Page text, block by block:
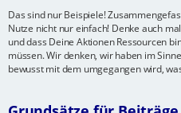
Das sind nur Beispiele!
Nutze nicht nur einfach! Denke auch
und dass Deine Aktionen Ressourcen
müssen. Wir denken, wir haben im
bewusst mit dem umgegangen wird,